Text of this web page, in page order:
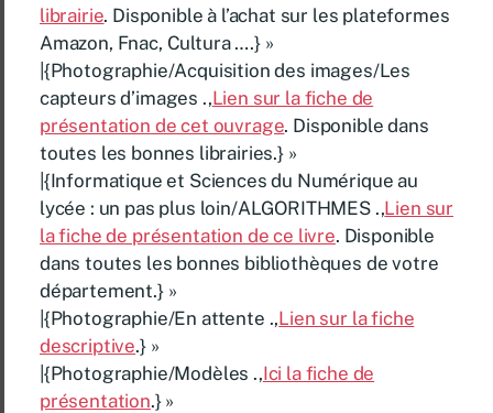
librairie. Disponible à l’achat sur les plateformes
Amazon, Fnac, Cultura ….} »
|{Photographie/Acquisition des images/Les
capteurs d’images .,Lien sur la fiche de
présentation de cet ouvrage. Disponible dans
toutes les bonnes librairies.} »
|{Informatique et Sciences du Numérique au
lycée : un pas plus loin/ALGORITHMES .,Lien sur
la fiche de présentation de ce livre. Disponible
dans toutes les bonnes bibliothèques de votre
département.} »
|{Photographie/En attente .,Lien sur la fiche
descriptive.} »
|{Photographie/Modèles .,Ici la fiche de
présentation.} »